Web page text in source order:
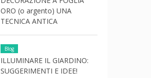
ORO (o argento) UNA
TECNICA ANTICA
Blog
ILLUMINARE IL GIARDINO:
SUGGERIMENTI E IDEE!